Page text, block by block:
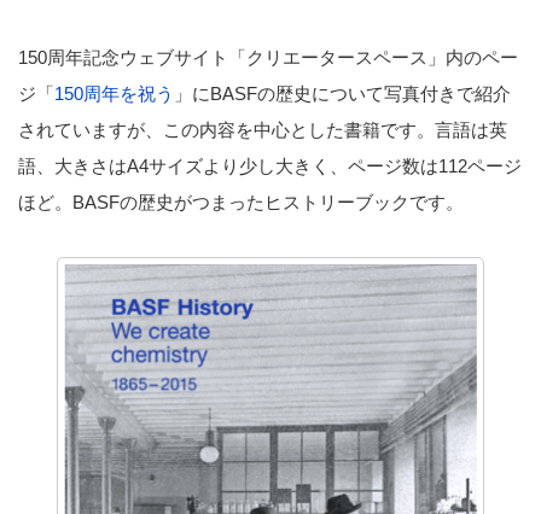
150周年記念ウェブサイト「クリエータースペース」内のペー
ジ「150周年を祝う 」にBASFの歴史について写真付きで紹介
されていますが、この内容を中心とした書籍です。言語は英
語、大きさはA4サイズより少し大きく、ページ数は112ページ
ほど。BASFの歴史がつまったヒストリーブックです。